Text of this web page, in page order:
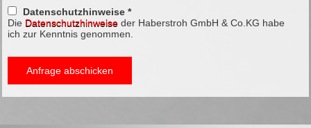
Datenschutzhinweise *
Die Datenschutzhinweiseder Haberstroh GmbH & Co.KG habe
ich zur Kenntnis genommen.
Anfrage abschicken